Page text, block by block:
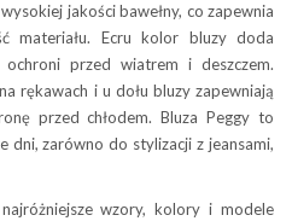
jakości bawełny, co zapewnia
materiału. Ecru kolor bluzy doda
przed wiatrem i deszczem.
rękawach i u dołu bluzy zapewniają
przed chłodem. Bluza Peggy to
dni, zarówno do stylizacji z jeansami,
wzory, kolory i modele